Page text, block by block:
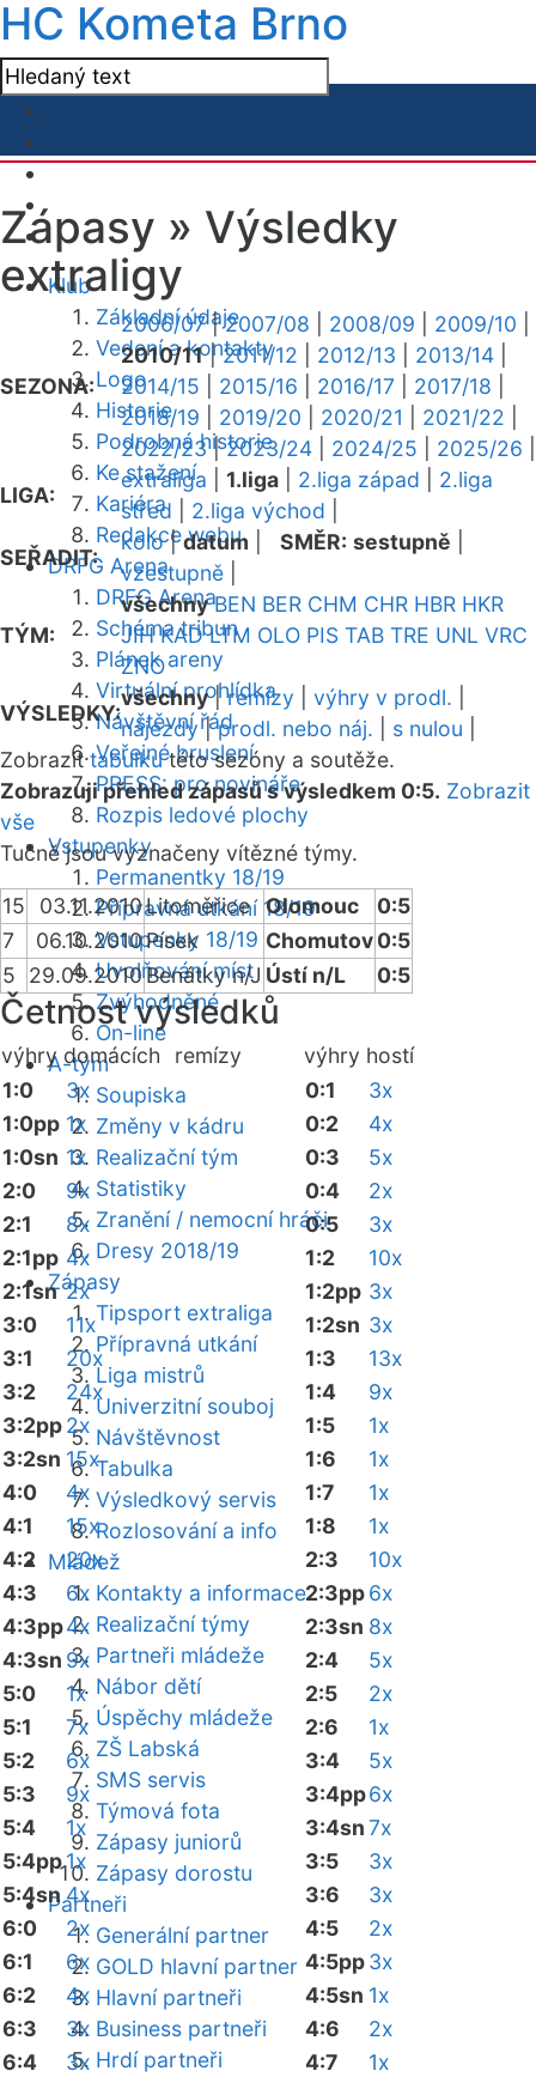
HC Kometa Brno
Klub
Základní údaje
Vedení a kontakty
Logo
Historie
Podrobná historie
Ke stažení
Kariéra
Redakce webu
DRFG Arena
DRFG Arena
Schéma tribun
Plánek areny
Virtuální prohlídka
Návštěvní řád
Veřejné bruslení
PRESS: pro novináře
Rozpis ledové plochy
Vstupenky
Permanentky 18/19
Přípravná utkání 18/19
Vstupenky 18/19
Uvolňování míst
Zvýhodněné
On-line
A-tým
Soupiska
Změny v kádru
Realizační tým
Statistiky
Zranění / nemocní hráči
Dresy 2018/19
Zápasy
Tipsport extraliga
Přípravná utkání
Liga mistrů
Univerzitní souboj
Návštěvnost
Tabulka
Výsledkový servis
Rozlosování a info
Mládež
Kontakty a informace
Realizační týmy
Partneři mládeže
Nábor dětí
Úspěchy mládeže
ZŠ Labská
SMS servis
Týmová fota
Zápasy juniorů
Zápasy dorostu
Partneři
Generální partner
GOLD hlavní partner
Hlavní partneři
Business partneři
Hrdí partneři
Zápasy » Výsledky
extraligy
SEZONA:
2006/07|2007/08 2008/09 2009/10
2010/11|2011/12 2012/13 2013/14
2014/15
2015/16 2016/17 2017/18
2018/19
2019/20 2020/21 2021/22
2022/23|2023/24 2024/25 2025/26
LIGA:
extraliga 1.liga 2.liga západ
2.liga
střed
2.liga východ
SEŘADIT:
kolo|datum SMĚR: sestupně
vzestupně
TÝM:
všechny BEN BER CHM CHR HBR HKR
JIH KAD LTM OLO PIS TAB TRE UNL VRC
ZNO
VÝSLEDKY:
všechny|remízy výhry v prodl.
nájezdy|prodl. nebo náj. s nulou
Zobrazittabulkutéto sezóny a soutěže.
Zobrazuji přehled zápasů s výsledkem 0:5. Zobrazit
vše
Tučně jsou vyznačeny vítězné týmy.
15 03.11.2010Litoměřice Olomouc
0:5
7
06.10.2010Písek Chomutov0:5
5
29.09.2010Benátky n/J Ústí n/L 0:5
Četnost výsledků
výhry domácích remízy výhry hostí
1:0
3x
1:0pp 1x
1:0sn 1x
2:0
9x
2:1
8x
2:1pp 4x
2:1sn 2x
3:0
11x
3:1
20x
3:2
24x
3:2pp2x
3:2sn 15x
4:0
4x
4:1
15x
4:2
20x
4:3
6x
4:3pp4x
4:3sn 9x
5:0
1x
5:1
7x
5:2
6x
5:3
9x
5:4
1x
5:4pp1x
5:4sn 4x
6:0
2x
6:1
6x
6:2
4x
6:3
3x
6:4
3x
0:1
3x
0:2
4x
0:3
5x
0:4
2x
0:5
3x
1:2
10x
1:2pp 3x
1:2sn 3x
1:3
13x
1:4
9x
1:5
1x
1:6
1x
1:7
1x
1:8
1x
2:3
10x
2:3pp6x
2:3sn 8x
2:4
5x
2:5
2x
2:6
1x
3:4
5x
3:4pp6x
3:4sn7x
3:5
3x
3:6
3x
4:5
2x
4:5pp3x
4:5sn 1x
4:6
2x
4:7
1x